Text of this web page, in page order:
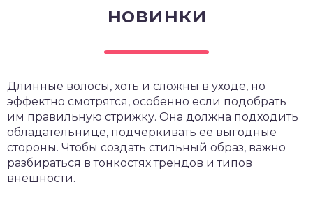
новинки
Длинные волосы, хоть и сложны в уходе, но
эффектно смотрятся, особенно если подобрать
им правильную стрижку. Она должна подходить
обладательнице, подчеркивать ее выгодные
стороны. Чтобы создать стильный образ, важно
разбираться в тонкостях трендов и типов
внешности.